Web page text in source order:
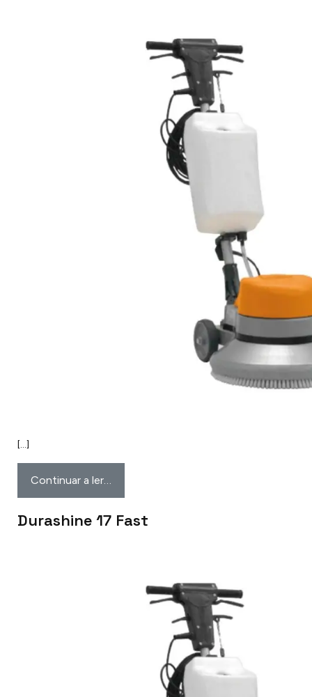
[…]
Continuar a ler…
Durashine 17 Fast